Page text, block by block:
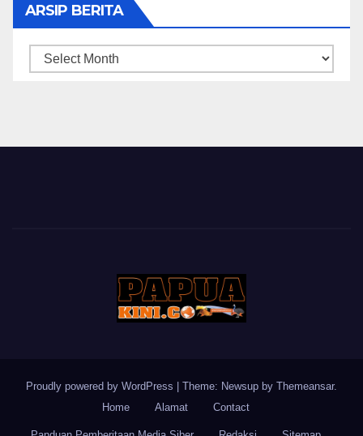
ARSIP BERITA
ARSIP
Proudly powered by WordPress Theme: Newsup by Themeansar.
Home
Alamat Contact